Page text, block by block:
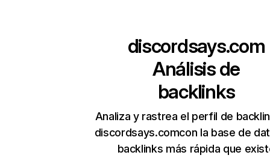
discordsays.com
Análisis de
backlinks
Analiza y rastrea el perfil de
discordsays.comcon la base de
backlinks más rápida que